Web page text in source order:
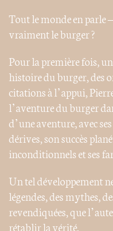
Tout le monde en parle
vraiment le burger ?
Pour la première fois,
histoire du burger, des
citations à l’appui,
l’aventure du burger
d’une aventure, avec
dérives, son succès
inconditionnels et ses
Un tel développement
légendes, des mythes,
revendiquées, que
rétablir la vérité.